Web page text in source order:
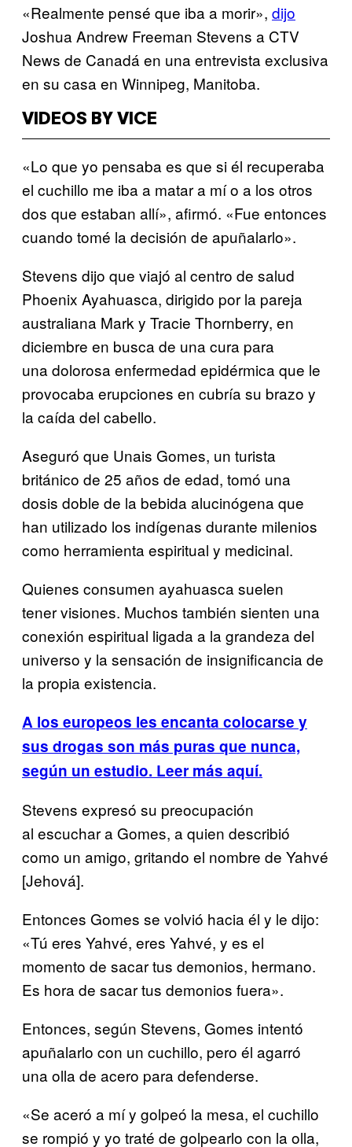
«Realmente pensé que iba a morir», dijo
Joshua Andrew Freeman Stevens a CTV
News de Canadá en una entrevista exclusiva
en su casa en Winnipeg, Manitoba.
VIDEOS BY VICE
«Lo que yo pensaba es que si él recuperaba
el cuchillo me iba a matar a mí o a los otros
dos que estaban allí», afirmó. «Fue entonces
cuando tomé la decisión de apuñalarlo».
Stevens dijo que viajó al centro de salud
Phoenix Ayahuasca, dirigido por la pareja
australiana Mark y Tracie Thornberry, en
diciembre en busca de una cura para
una dolorosa enfermedad epidérmica que le
provocaba erupciones en cubría su brazo y
la caída del cabello.
Aseguró que Unais Gomes, un turista
británico de 25 años de edad, tomó una
dosis doble de la bebida alucinógena que
han utilizado los indígenas durante milenios
como herramienta espiritual y medicinal.
Quienes consumen ayahuasca suelen
tener visiones. Muchos también sienten una
conexión espiritual ligada a la grandeza del
universo y la sensación de insignificancia de
la propia existencia.
A los europeos les encanta colocarse y
sus drogas son más puras que nunca,
según un estudio. Leer más aquí.
Stevens expresó su preocupación
al escuchar a Gomes, a quien describió
como un amigo, gritando el nombre de Yahvé
[Jehová].
Entonces Gomes se volvió hacia él y le dijo:
«Tú eres Yahvé, eres Yahvé, y es el
momento de sacar tus demonios, hermano.
Es hora de sacar tus demonios fuera».
Entonces, según Stevens, Gomes intentó
apuñalarlo con un cuchillo, pero él agarró
una olla de acero para defenderse.
«Se aceró a mí y golpeó la mesa, el cuchillo
se rompió y yo traté de golpearlo con la olla,